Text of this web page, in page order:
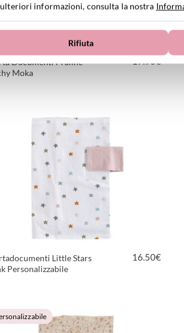
Documenti Praliné
Moka
17.90€
Little Stars
Personalizzabile
16.50€
informazioni, consulta la nostra
Rifiuta